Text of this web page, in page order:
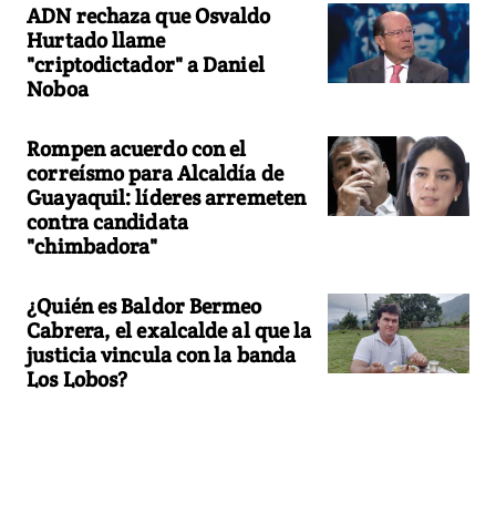
ADN rechaza que Osvaldo
Hurtado llame
"criptodictador" a Daniel
Noboa
Rompen acuerdo con el
correísmo para Alcaldía de
Guayaquil: líderes arremeten
contra candidata
"chimbadora"
¿Quién es Baldor Bermeo
Cabrera, el exalcalde al que la
justicia vincula con la banda
Los Lobos?